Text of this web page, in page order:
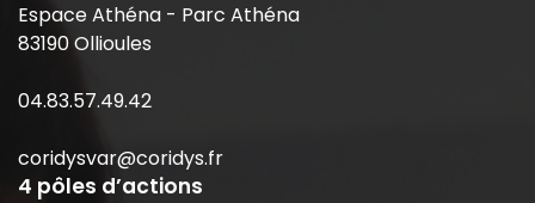
Espace Athéna - Parc Athéna
83190 Ollioules
04.83.57.49.42
coridysvar@coridys.fr
4 pôles d’actions